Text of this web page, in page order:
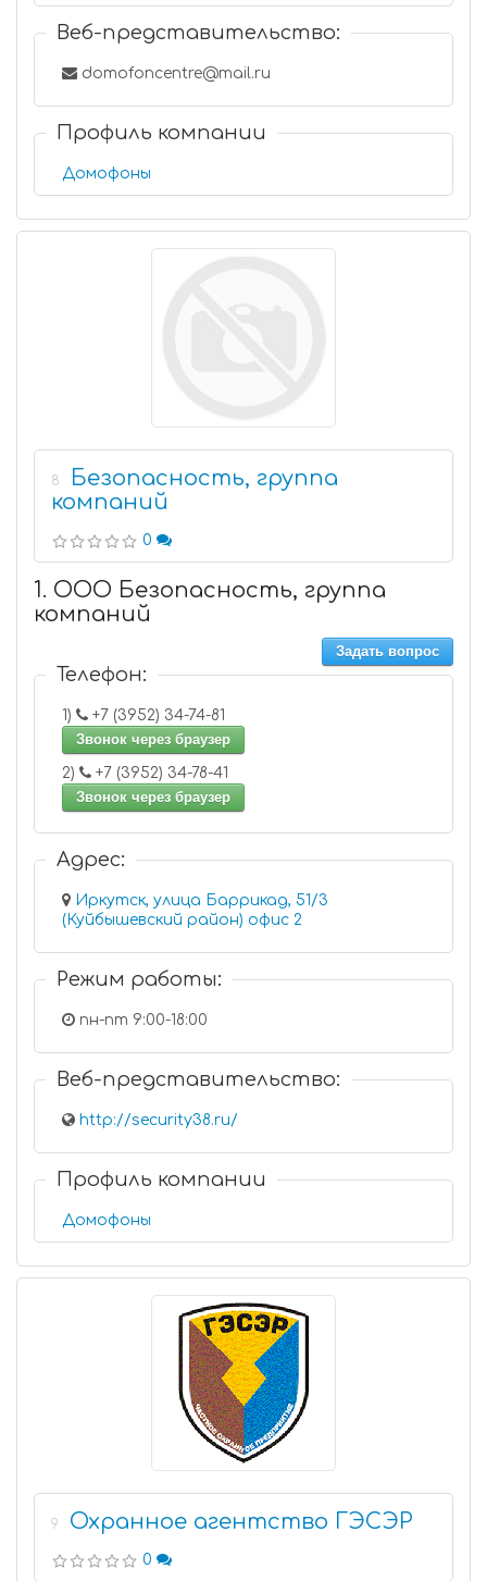
Веб-представительство:
domofoncentre@mail.ru
Профиль компании
Домофоны
8
Безопасность, группа
компаний
0
1. ООО Безопасность, группа
компаний
Задать вопрос
Телефон:
1)
+7 (3952) 34-74-81
Звонок через браузер
2)
+7 (3952) 34-78-41
Звонок через браузер
Адрес:
Иркутск, улица Баррикад, 51/3
(Куйбышевский район) офис 2
Режим работы:
пн-пт 9:00-18:00
Веб-представительство:
http://security38.ru/
Профиль компании
Домофоны
9 Охранное агентство ГЭСЭР
0